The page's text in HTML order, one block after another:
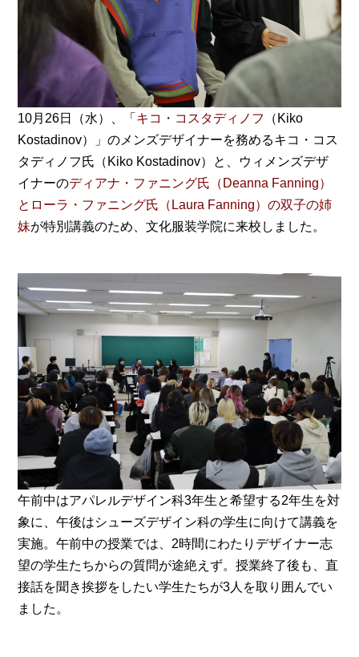
10月26日（水）、「 キコ・コスタディノフ
（Kiko
Kostadinov）」のメンズデザイナーを務めるキコ・コス
タディノフ氏（Kiko Kostadinov）と、ウィメンズデザ
イナーのディアナ・ファニング氏（Deanna Fanning）
とローラ・ファニング氏（Laura Fanning）の双子の姉
妹が特別講義のため、文化服装学院に来校しました。
午前中はアパレルデザイン科3年生と希望する2年生を対
象に、午後はシューズデザイン科の学生に向けて講義を
実施。午前中の授業では、2時間にわたりデザイナー志
望の学生たちからの質問が途絶えず。授業終了後も、直
接話を聞き挨拶をしたい学生たちが3人を取り囲んでい
ました。